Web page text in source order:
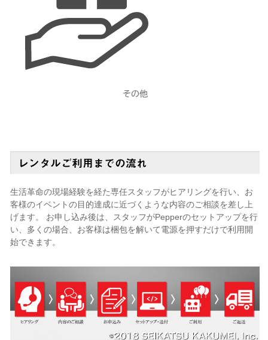
その他
レンタルご利用までの流れ
生活革命の現場経験を経た専任スタッフがヒアリングを行い、お
客様のイベントの目的達成に近づくような内容のご相談を差し上
げます。 お申し込み後は、スタッフがPepperのセットアップを行
い、多くの場合、お客様は梱包を解いて電源を押すだけで利用開
始できます。